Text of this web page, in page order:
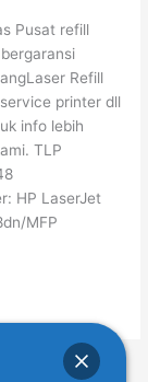
Pusat refill
Refill
printer dll
info lebih
TLP
HP LaserJet
MFP